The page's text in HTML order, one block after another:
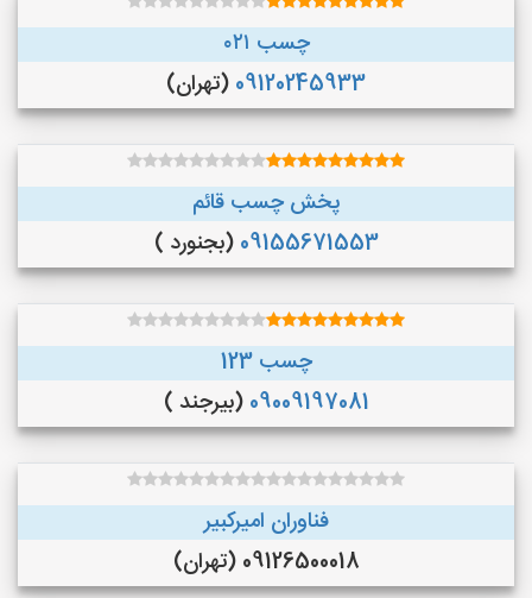
چسب ۰۲۱
09120245933 (تهران)
پخش چسب قائم
09155671553 (بجنورد )
چسب 123
09009197081 (بیرجند )
فناوران امیرکبیر
09126500018 (تهران)